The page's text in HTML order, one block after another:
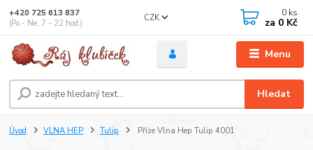
Menu
CZK
Hledat
+420 725 613 837
(Po - Ne, 7 - 22 hod.)
0 ks
za 0 Kč
Úvod VLNA HEP Tulip Příze Vlna Hep Tulip 4001